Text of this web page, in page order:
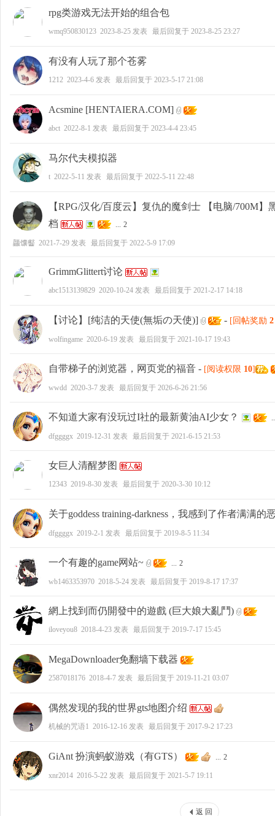
rpg类游戏无法开始的组合包
wmq950830123 2023-8-25 发表 最后回复于 2023-8-25 23:27
有没有人玩了那个苍雾
1212 2023-4-6 发表 最后回复于 2023-5-17 21:08
Acsmine [HENTAIERA.COM]
abct 2022-8-1 发表 最后回复于 2023-4-4 23:45
马尔代夫模拟器
t 2022-5-11 发表 最后回复于 2022-5-11 22:48
【RPG/汉化/百度云】复仇的魔剑士 【电脑/700M
档
... 2
龘馕齾 2021-7-29 发表 最后回复于 2022-5-9 17:09
GrimmGlittert讨论
abc1513139829 2020-10-24 发表 最后回复于 2021-2-17 14:18
【讨论】[纯洁的天使(無垢の天使)] - [回帖奖励 2
wolfingame 2020-6-19 发表 最后回复于 2021-10-17 19:43
自带梯子的浏览器，网页党的福音 - [阅读权限 10]
wwdd 2020-3-7 发表 最后回复于 2026-6-26 21:56
不知道大家有没玩过I社的最新黄油AI少女？
dfggggx 2019-12-31 发表 最后回复于 2021-6-15 21:53
女巨人清醒梦图
12343 2019-8-30 发表 最后回复于 2020-3-30 10:12
关于goddess training-darkness，我感到了作者满满的
dfggggx 2019-2-1 发表 最后回复于 2019-8-5 11:34
一个有趣的game网站~ ... 2
wb1463353970 2018-5-24 发表 最后回复于 2019-8-17 17:37
網上找到而仍開發中的遊戲 (巨大娘大亂鬥)
iloveyou8 2018-4-23 发表 最后回复于 2019-7-17 15:45
MegaDownloader免翻墙下载器
2587018176 2018-4-7 发表 最后回复于 2019-11-21 03:07
偶然发现的我的世界gts地图介绍
机械的咒语1 2016-12-16 发表 最后回复于 2017-9-2 17:23
GiAnt 扮演蚂蚁游戏（有GTS） ... 2
xnr2014 2016-5-22 发表 最后回复于 2021-5-7 19:11
返 回